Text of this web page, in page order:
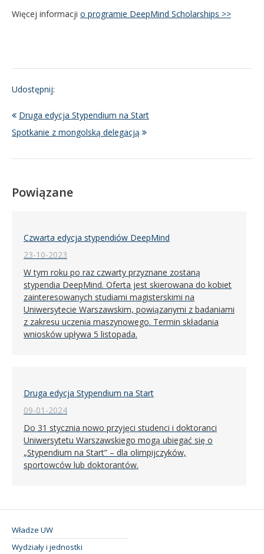
Więcej informacji o programie DeepMind Scholarships >>
Udostępnij:
Druga edycja Stypendium na Start
Spotkanie z mongolską delegacją
Powiązane
Czwarta edycja stypendiów DeepMind
23-10-2023
W tym roku po raz czwarty przyznane zostaną
stypendia DeepMind. Oferta jest skierowana do kobiet
zainteresowanych studiami magisterskimi na
Uniwersytecie Warszawskim, powiązanymi z badaniami
z zakresu uczenia maszynowego. Termin składania
wniosków upływa 5 listopada.
Druga edycja Stypendium na Start
09-01-2024
Do 31 stycznia nowo przyjęci studenci i doktoranci
Uniwersytetu Warszawskiego mogą ubiegać się o
„Stypendium na Start” – dla olimpijczyków,
sportowców lub doktorantów.
Władze UW
Wydziały i jednostki